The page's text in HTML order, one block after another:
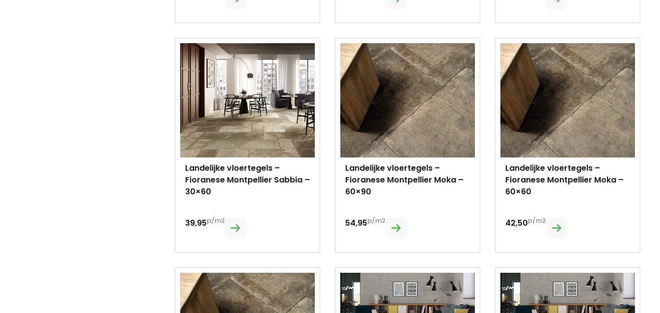
Landelijke vloertegels –
Fioranese Montpellier Sabbia –
30×60
39,95p/m2
Landelijke vloertegels –
Fioranese Montpellier Moka –
60×90
54,95p/m2
Landelijke vloertegels –
Fioranese Montpellier Moka –
60×60
42,50p/m2